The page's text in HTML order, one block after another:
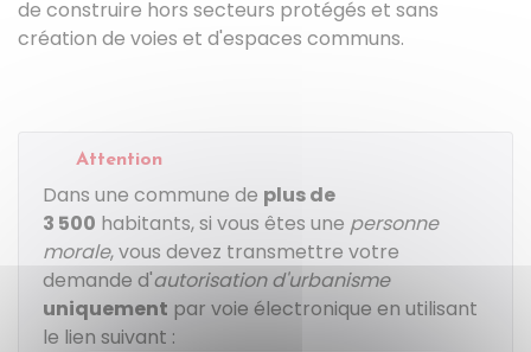
de construire hors secteurs protégés et sans
création de voies et d'espaces communs.
Attention
Dans une commune de plus de
3 500 habitants, si vous êtes une personne
morale, vous devez transmettre votre
demande d'autorisation d'urbanisme
uniquement par voie électronique en utilisant
le lien suivant :